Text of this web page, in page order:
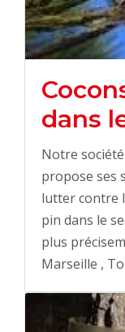
dans
Notre
propose ses
lutter contre
pin dans le
plus
Marseille ,